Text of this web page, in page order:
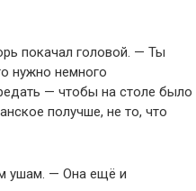
покачал головой. — Ты
нужно немного
— чтобы на столе было
получше, не то, что
ушам. — Она ещё и